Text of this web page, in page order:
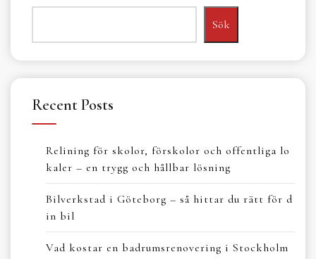
Sök
Recent Posts
Relining för skolor, förskolor och offentliga lo
kaler – en trygg och hållbar lösning
Bilverkstad i Göteborg – så hittar du rätt för d
in bil
Vad kostar en badrumsrenovering i Stockholm